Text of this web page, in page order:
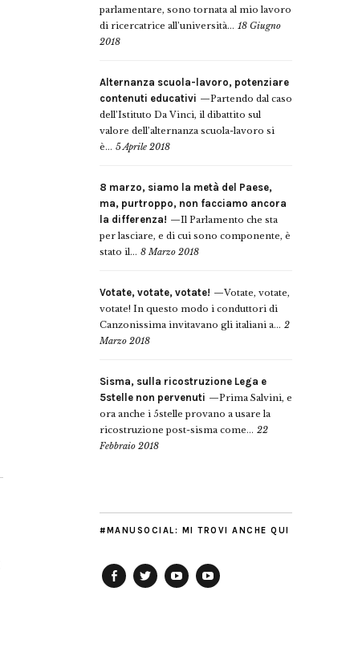
parlamentare, sono tornata al mio lavoro
di ricercatrice all’università... 18 Giugno
2018
Alternanza scuola-lavoro, potenziare
contenuti educativi
Partendo dal caso
dell’Istituto Da Vinci, il dibattito sul
valore dell’alternanza scuola-lavoro si
è... 5 Aprile 2018
8 marzo, siamo la metà del Paese,
ma, purtroppo, non facciamo ancora
la differenza!
Il Parlamento che sta
per lasciare, e di cui sono componente, è
stato il... 8 Marzo 2018
Votate, votate, votate!
Votate, votate,
votate! In questo modo i conduttori di
Canzonissima invitavano gli italiani a... 2
Marzo 2018
Sisma, sulla ricostruzione Lega e
5stelle non pervenuti
Prima Salvini, e
ora anche i 5stelle provano a usare la
ricostruzione post-sisma come... 22
Febbraio 2018
#MANUSOCIAL: MI TROVI ANCHE QUI